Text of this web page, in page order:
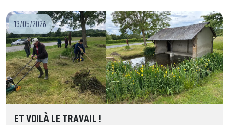
13/05/2026
ET VOILÀ LE TRAVAIL !